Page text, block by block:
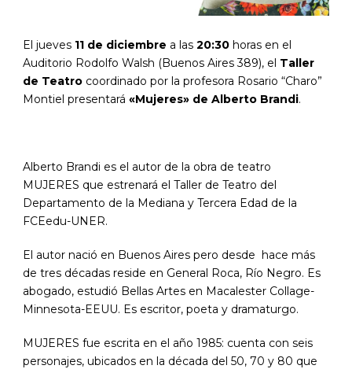
El jueves 11 de diciembre a las 20:30 horas en el
Auditorio Rodolfo Walsh (Buenos Aires 389), el Taller
de Teatro coordinado por la profesora Rosario “Charo”
Montiel presentará «Mujeres» de Alberto Brandi.
Alberto Brandi es el autor de la obra de teatro
MUJERES que estrenará el Taller de Teatro del
Departamento de la Mediana y Tercera Edad de la
FCEedu-UNER.
El autor nació en Buenos Aires pero desde hace más
de tres décadas reside en General Roca, Río Negro. Es
abogado, estudió Bellas Artes en Macalester Collage-
Minnesota-EEUU. Es escritor, poeta y dramaturgo.
MUJERES fue escrita en el año 1985: cuenta con seis
personajes, ubicados en la década del 50, 70 y 80 que